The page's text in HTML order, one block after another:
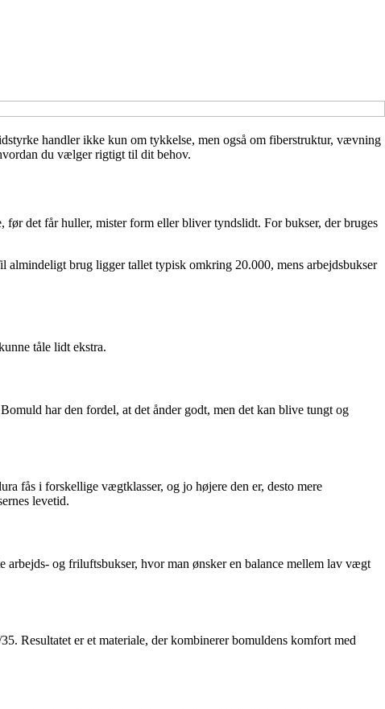
handler ikke kun om tykkelse, men også om fiberstruktur, vævning
du vælger rigtigt til dit behov.
det får huller, mister form eller bliver tyndslidt. For bukser, der bruges
almindeligt brug ligger tallet typisk omkring 20.000, mens arbejdsbukser
tåle lidt ekstra.
har den fordel, at det ånder godt, men det kan blive tungt og
fås i forskellige vægtklasser, og jo højere den er, desto mere
levetid.
og friluftsbukser, hvor man ønsker en balance mellem lav vægt
Resultatet er et materiale, der kombinerer bomuldens komfort med